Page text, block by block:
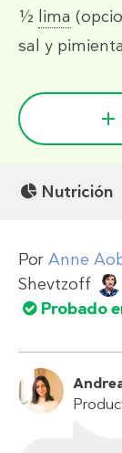
½ lima
sal y pimienta
Nutrición
Por Anne
Shevtzoff
Probado